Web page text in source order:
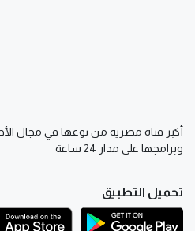
أكبر قناة مصرية من نوعها في مجال
وبرامجها على مدار 24 ساعة
تحميل التطبيق